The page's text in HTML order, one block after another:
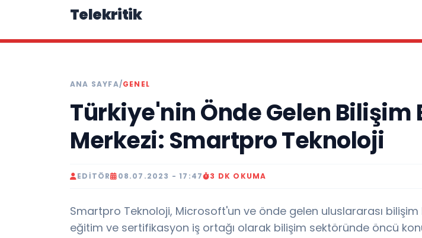
Telekritik
ANA SAYFA/GENEL
Türkiye'nin Önde Gelen Bilişim
Merkezi: Smartpro Teknoloji
EDITÖR 08.07.2023 - 17:47 3 DK OKUMA
Smartpro Teknoloji, Microsoft'un ve önde gelen uluslararası bilişim
eğitim ve sertifikasyon iş ortağı olarak bilişim sektöründe öncü